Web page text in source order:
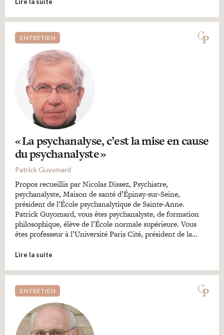
ENTRETIEN
« La psychanalyse, c’est la mise en cause
du psychanalyste »
Patrick Guyomard
Propos recueillis par Nicolas Dissez, Psychiatre,
psychanalyste, Maison de santé d’Épinay-sur-Seine,
président de l’École psychanalytique de Sainte-Anne.
Patrick Guyomard, vous êtes psychanalyste, de formation
philosophique, élève de l’École normale supérieure. Vous
êtes professeur à l’Université Paris Cité, président de la…
Lire la suite
ENTRETIEN